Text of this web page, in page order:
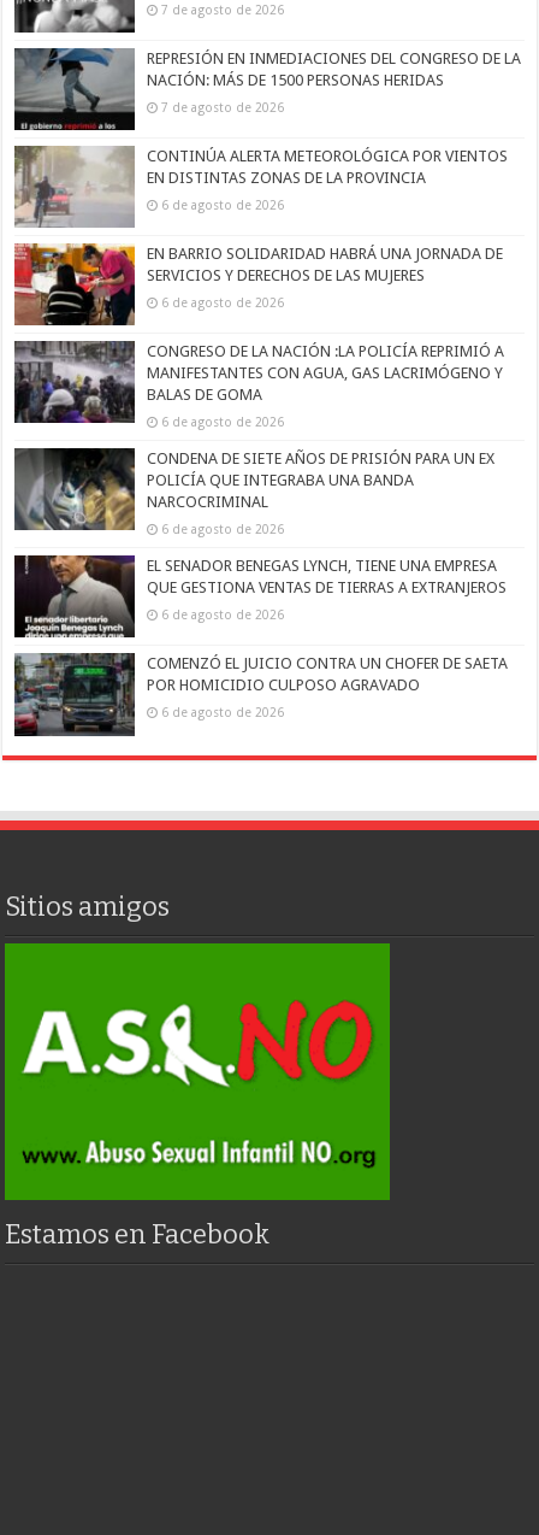
7 de agosto de 2026
REPRESIÓN EN INMEDIACIONES DEL CONGRESO DE LA
NACIÓN: MÁS DE 1500 PERSONAS HERIDAS
7 de agosto de 2026
CONTINÚA ALERTA METEOROLÓGICA POR VIENTOS
EN DISTINTAS ZONAS DE LA PROVINCIA
6 de agosto de 2026
EN BARRIO SOLIDARIDAD HABRÁ UNA JORNADA DE
SERVICIOS Y DERECHOS DE LAS MUJERES
6 de agosto de 2026
CONGRESO DE LA NACIÓN :LA POLICÍA REPRIMIÓ A
MANIFESTANTES CON AGUA, GAS LACRIMÓGENO Y
BALAS DE GOMA
6 de agosto de 2026
CONDENA DE SIETE AÑOS DE PRISIÓN PARA UN EX
POLICÍA QUE INTEGRABA UNA BANDA
NARCOCRIMINAL
6 de agosto de 2026
EL SENADOR BENEGAS LYNCH, TIENE UNA EMPRESA
QUE GESTIONA VENTAS DE TIERRAS A EXTRANJEROS
6 de agosto de 2026
COMENZÓ EL JUICIO CONTRA UN CHOFER DE SAETA
POR HOMICIDIO CULPOSO AGRAVADO
6 de agosto de 2026
Sitios amigos
Estamos en Facebook